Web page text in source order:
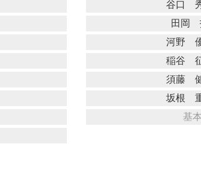
谷口
田岡
河野
稲谷
須藤
坂根
基